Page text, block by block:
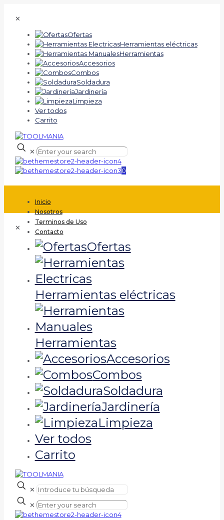
✕
Ofertas
Herramientas eléctricas
Herramientas
Accesorios
Combos
Soldadura
Jardinería
Limpieza
Ver todos
Carrito
✕
0
Inicio
Nosotros
Terminos de Uso
Contacto
✕
Ofertas
Herramientas eléctricas
Herramientas
Accesorios
Combos
Soldadura
Jardinería
Limpieza
Ver todos
Carrito
✕
✕